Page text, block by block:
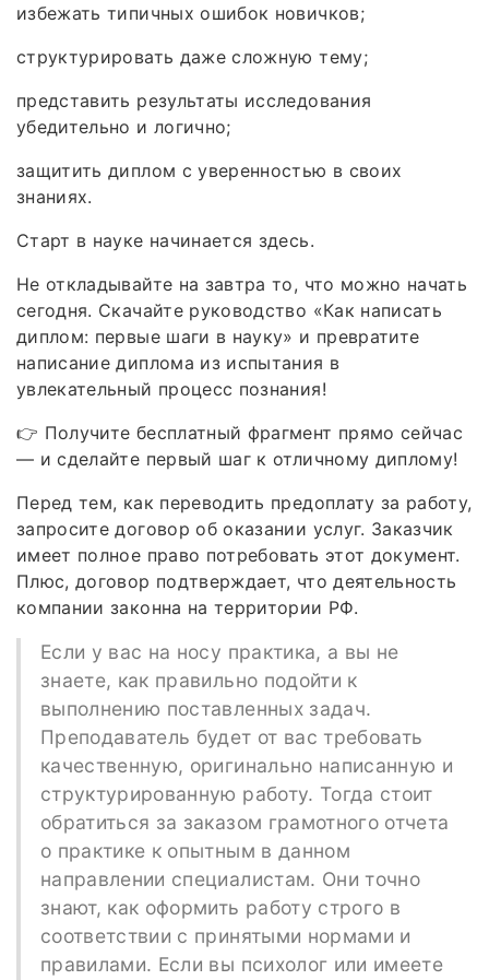
избежать типичных ошибок новичков;
структурировать даже сложную тему;
представить результаты исследования
убедительно и логично;
защитить диплом с уверенностью в своих
знаниях.
Старт в науке начинается здесь.
Не откладывайте на завтра то, что можно начать
сегодня. Скачайте руководство «Как написать
диплом: первые шаги в науку» и превратите
написание диплома из испытания в
увлекательный процесс познания!
👉 Получите бесплатный фрагмент прямо сейчас
— и сделайте первый шаг к отличному диплому!
Перед тем, как переводить предоплату за работу,
запросите договор об оказании услуг. Заказчик
имеет полное право потребовать этот документ.
Плюс, договор подтверждает, что деятельность
компании законна на территории РФ.
Если у вас на носу практика, а вы не
знаете, как правильно подойти к
выполнению поставленных задач.
Преподаватель будет от вас требовать
качественную, оригинально написанную и
структурированную работу. Тогда стоит
обратиться за заказом грамотного отчета
о практике к опытным в данном
направлении специалистам. Они точно
знают, как оформить работу строго в
соответствии с принятыми нормами и
правилами. Если вы психолог или имеете